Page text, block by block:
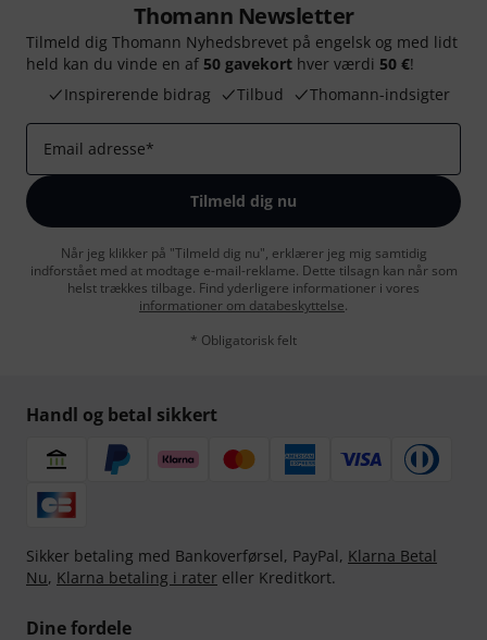
Thomann Newsletter
Tilmeld dig Thomann Nyhedsbrevet på engelsk og med lidt
held kan du vinde en af 50 gavekort hver værdi 50 €!
Inspirerende bidrag
Tilbud Thomann-indsigter
Email adresse*
Tilmeld dig nu
Når jeg klikker på "Tilmeld dig nu", erklærer jeg mig samtidig
indforstået med at modtage e-mail-reklame. Dette tilsagn kan når som
helst trækkes tilbage. Find yderligere informationer i vores
informationer om databeskyttelse.
* Obligatorisk felt
Handl og betal sikkert
Sikker betaling med Bankoverførsel, PayPal, Klarna Betal
Nu, Klarna betaling i rater eller Kreditkort.
Dine fordele